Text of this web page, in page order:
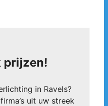
prijzen!
in Ravels?
uit uw streek